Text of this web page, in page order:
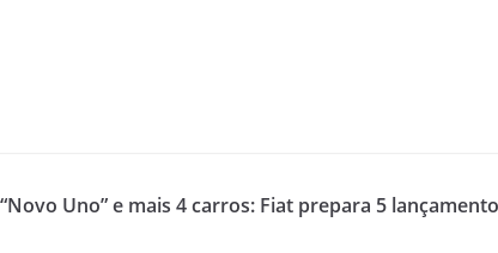
“Novo Uno” e mais 4 carros: Fiat prepara 5